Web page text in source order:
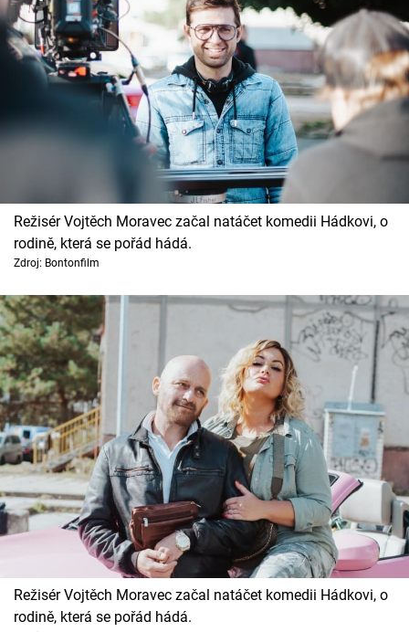
Režisér Vojtěch Moravec začal natáčet komedii Hádkovi, o
rodině, která se pořád hádá.
Zdroj: Bontonfilm
Režisér Vojtěch Moravec začal natáčet komedii Hádkovi, o
rodině, která se pořád hádá.